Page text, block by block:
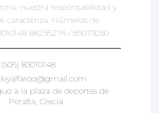
nuestra responsabilidad y
caracteriza. Números de
88256276 / 85073050
(506) 83010148
a la plaza de deportes de
Peralta, Grecia